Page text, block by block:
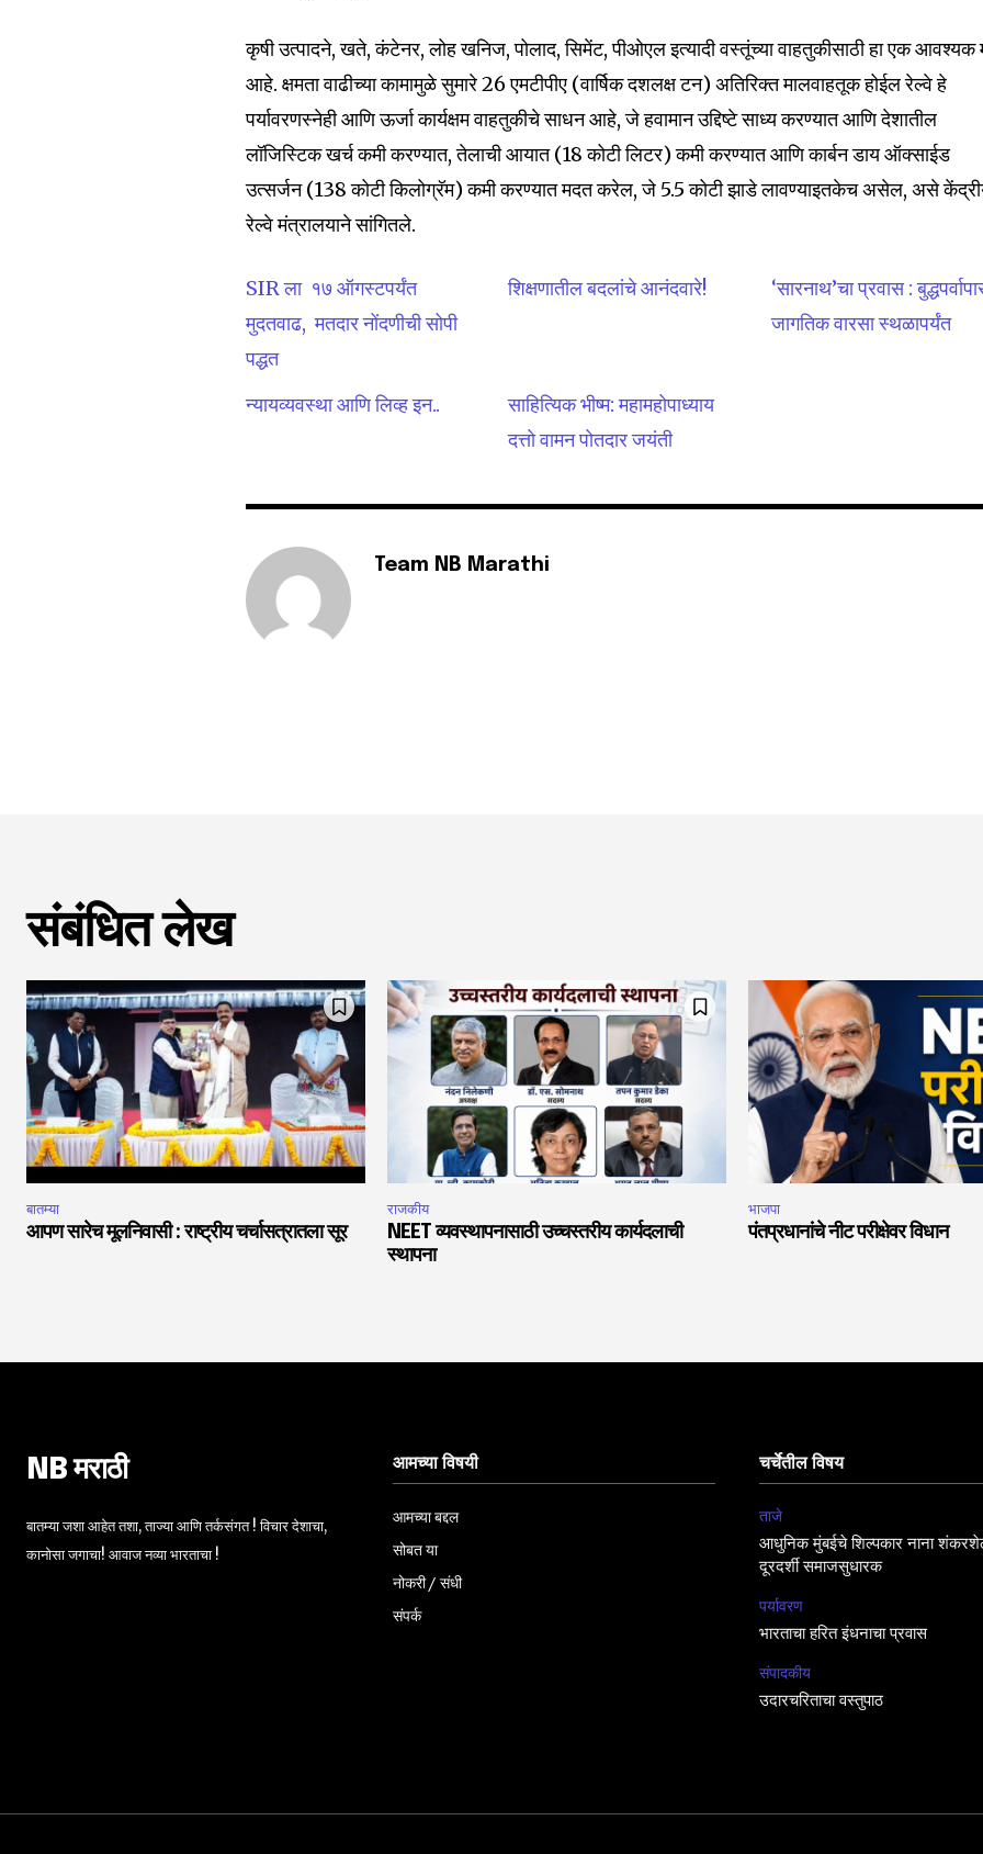
कृषी उत्पादने, खते, कंटेनर, लोह खनिज, पोलाद, सिमेंट, पीओएल इत्यादी वस्तूंच्या वाहतुकीसाठी हा एक आवश्यक
आहे. क्षमता वाढीच्या कामामुळे सुमारे 26 एमटीपीए (वार्षिक दशलक्ष टन) अतिरिक्त मालवाहतूक होईल रेल्वे हे
पर्यावरणस्नेही आणि ऊर्जा कार्यक्षम वाहतुकीचे साधन आहे, जे हवामान उद्दिष्टे साध्य करण्यात आणि देशातील
लॉजिस्टिक खर्च कमी करण्यात, तेलाची आयात (18 कोटी लिटर) कमी करण्यात आणि कार्बन डाय ऑक्साईड
उत्सर्जन (138 कोटी किलोग्रॅम) कमी करण्यात मदत करेल, जे 5.5 कोटी झाडे लावण्याइतकेच असेल, असे
रेल्वे मंत्रालयाने सांगितले.
SIR ला १७ ऑगस्टपर्यंत
मुदतवाढ, मतदार नोंदणीची सोपी
पद्धत
शिक्षणातील बदलांचे आनंदवारे!
‘सारनाथ’चा प्रवास :
जागतिक वारसा स्थळापर्यंत
न्यायव्यवस्था आणि लिव्ह इन..
साहित्यिक भीष्म: महामहोपाध्याय
दत्तो वामन पोतदार जयंती
Team NB Marathi
संबंधित लेख
बातम्या
आपण सारेच मूलनिवासी : राष्ट्रीय चर्चासत्रातला सूर
राजकीय
NEET व्यवस्थापनासाठी उच्चस्तरीय कार्यदलाची
स्थापना
भाजपा
पंतप्रधानांचे नीट परीक्षेवर विधान
NB मराठी
बातम्या जशा आहेत तशा, ताज्या आणि तर्कसंगत ! विचार देशाचा,
कानोसा जगाचा! आवाज नव्या भारताचा !
आमच्या विषयी
आमच्या बद्दल
सोबत या
नोकरी / संधी
संपर्क
चर्चेतील विषय
ताजे
आधुनिक मुंबईचे शिल्पकार नाना
दूरदर्शी समाजसुधारक
पर्यावरण
भारताचा हरित इंधनाचा प्रवास
संपादकीय
उदारचरिताचा वस्तुपाठ